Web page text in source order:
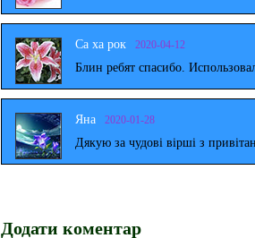
Са ха рок 2020-04-12
Блин ребят спасибо.
Яна 2020-01-28
Дякую за чудові вірші з
Додати коментар